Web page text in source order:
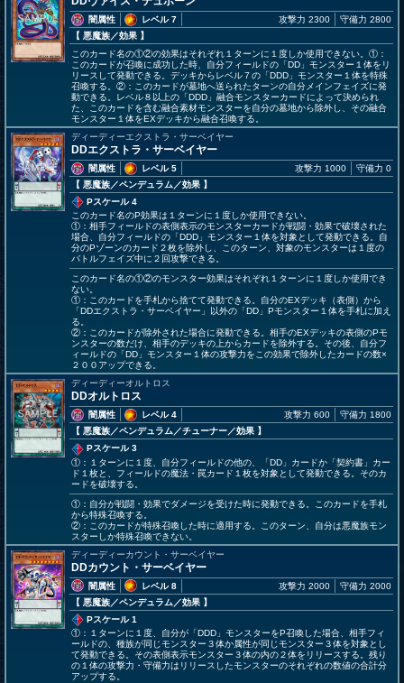
闇属性
レベル 7
【 悪魔族／効果 】
攻撃力 2300 守備力 2800
このカード名の①②の効果はそれぞれ１ターンに１度しか使用できない。①：
このカードが召喚に成功した時、自分フィールドの「DD」モンスター１体をリ
リースして発動できる。デッキからレベル７の「DDD」モンスター１体を特殊
召喚する。②：このカードが墓地へ送られたターンの自分メインフェイズに発
動できる。レベル８以上の「DDD」融合モンスターカードによって決められ
た、このカードを含む融合素材モンスターを自分の墓地から除外し、その融合
モンスター１体をEXデッキから融合召喚する。
ディーディーエクストラ・サーベイヤー
DDエクストラ・サーベイヤー
闇属性
レベル 5
【 悪魔族／ペンデュラム／効果 】
攻撃力 1000 守備力 0
Pスケール 4
このカード名のP効果は１ターンに１度しか使用できない。
①：相手フィールドの表側表示のモンスターカードが戦闘・効果で破壊された
場合、自分フィールドの「DDD」モンスター１体を対象として発動できる。自
分のPゾーンのカード２枚を除外し、このターン、対象のモンスターは１度の
バトルフェイズ中に２回攻撃できる。
このカード名の①②のモンスター効果はそれぞれ１ターンに１度しか使用でき
ない。
①：このカードを手札から捨てて発動できる。自分のEXデッキ（表側）から
「DDエクストラ・サーベイヤー」以外の「DD」Pモンスター１体を手札に加え
る。
②：このカードが除外された場合に発動できる。相手のEXデッキの表側のPモ
ンスターの数だけ、相手のデッキの上からカードを除外する。その後、自分フ
ィールドの「DD」モンスター１体の攻撃力をこの効果で除外したカードの数×
２００アップできる。
ディーディーオルトロス
DDオルトロス
闇属性
レベル 4
【 悪魔族／ペンデュラム／チューナー／効果 】
攻撃力 600 守備力 1800
Pスケール 3
①：１ターンに１度、自分フィールドの他の、「DD」カードか「契約書」カー
ド１枚と、フィールドの魔法・罠カード１枚を対象として発動できる。そのカ
ードを破壊する。
①：自分が戦闘・効果でダメージを受けた時に発動できる。このカードを手札
から特殊召喚する。
②：このカードが特殊召喚した時に適用する。このターン、自分は悪魔族モン
スターしか特殊召喚できない。
ディーディーカウント・サーベイヤー
DDカウント・サーベイヤー
闇属性
レベル 8
【 悪魔族／ペンデュラム／効果 】
攻撃力 2000 守備力 2000
Pスケール 1
①：１ターンに１度、自分が「DDD」モンスターをP召喚した場合、相手フィ
ールドの、種族が同じモンスター３体か属性が同じモンスター３体を対象とし
て発動できる。その表側表示モンスター３体の内の２体をリリースする。残り
の１体の攻撃力・守備力はリリースしたモンスターのそれぞれの数値の合計分
アップする。